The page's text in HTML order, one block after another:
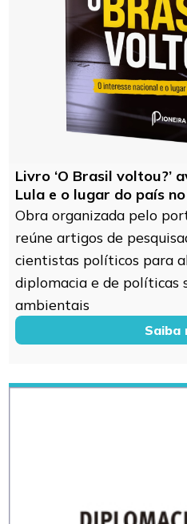
Livro ‘O Brasil voltou?’
Lula e o lugar do país
Obra organizada pelo
reúne artigos de
cientistas políticos para
diplomacia e de políticas
ambientais
Saiba